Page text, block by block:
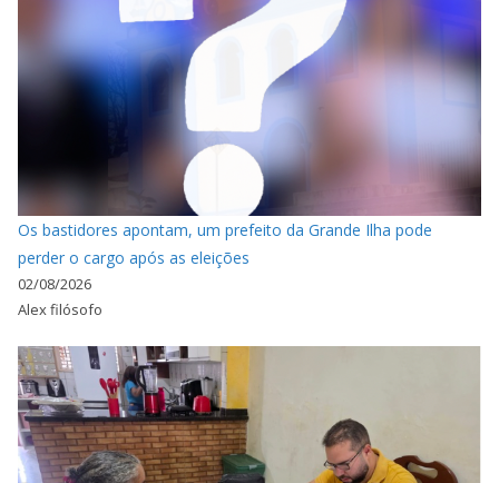
Os bastidores apontam, um prefeito da Grande Ilha pode
perder o cargo após as eleições
02/08/2026
Alex filósofo